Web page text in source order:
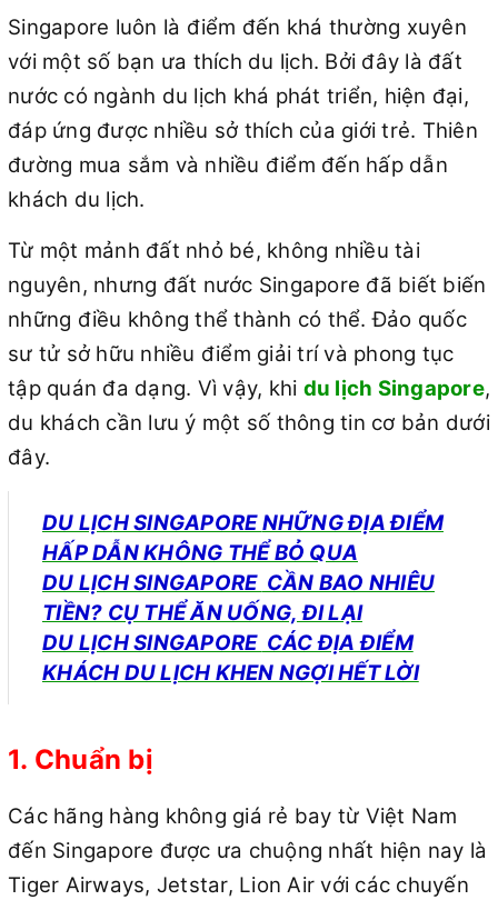
Singapore luôn là điểm đến khá thường xuyên
với một số bạn ưa thích du lịch. Bởi đây là đất
nước có ngành du lịch khá phát triển, hiện đại,
đáp ứng được nhiều sở thích của giới trẻ. Thiên
đường mua sắm và nhiều điểm đến hấp dẫn
khách du lịch.
Từ một mảnh đất nhỏ bé, không nhiều tài
nguyên, nhưng đất nước Singapore đã biết biến
những điều không thể thành có thể. Đảo quốc
sư tử sở hữu nhiều điểm giải trí và phong tục
tập quán đa dạng. Vì vậy, khi du lịch Singapore,
du khách cần lưu ý một số thông tin cơ bản dưới
đây.
DU LỊCH SINGAPORENHỮNG ĐỊA ĐIỂM
HẤP DẪN KHÔNG THỂ BỎ QUA
DU LỊCHSINGAPORE CẦN BAO NHIÊU
TIỀN? CỤ THỂ ĂN UỐNG, ĐI LẠI
DU LỊCHSINGAPORE CÁC ĐỊA ĐIỂM
KHÁCH DU LỊCH KHEN NGỢI HẾT LỜI
1. Chuẩn bị
Các hãng hàng không giá rẻ bay từ Việt Nam
đến Singapore được ưa chuộng nhất hiện nay là
Tiger Airways, Jetstar, Lion Air với các chuyến